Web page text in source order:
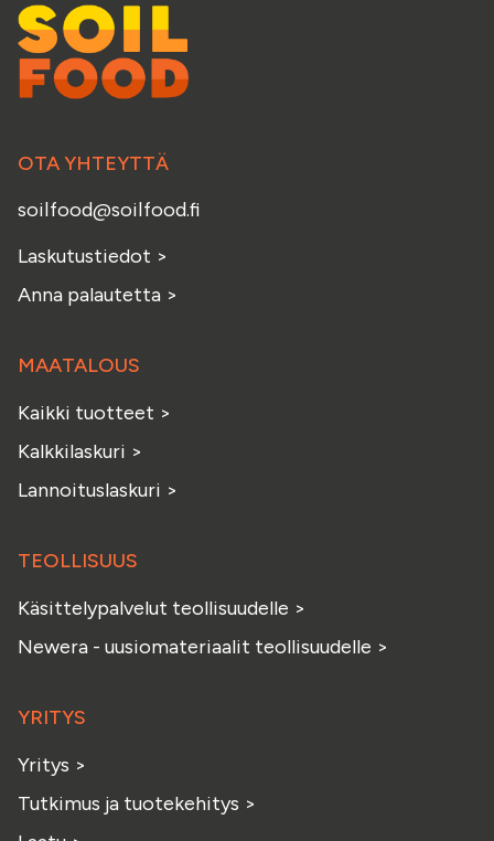
OTA YHTEYTTÄ
soilfood@soilfood.fi
Laskutustiedot >
Anna palautetta >
MAATALOUS
Kaikki tuotteet >
Kalkkilaskuri >
Lannoituslaskuri >
TEOLLISUUS
Käsittelypalvelut teollisuudelle >
Newera - uusiomateriaalit teollisuudelle >
YRITYS
Yritys >
Tutkimus ja tuotekehitys >